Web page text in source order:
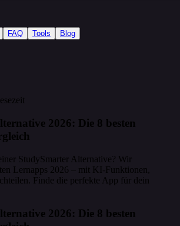
FAQ Tools Blog
2026: Die 8 besten
StudySmarter Alternative? Wir
Lernapps 2026 – mit KI-Funktionen,
Finde die perfekte App für dein
2026: Die 8 besten